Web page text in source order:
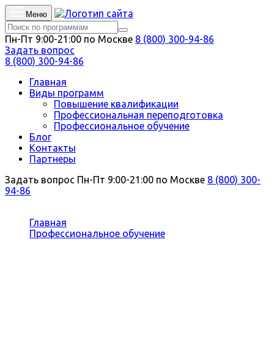
Меню
Пн-Пт 9:00-21:00 по Москве 8 (800) 300-94-86
Задать вопрос
8 (800) 300-94-86
Главная
Виды программ
Повышение квалификации
Профессиональная переподготовка
Профессиональное обучение
Блог
Контакты
Партнеры
Задать вопрос Пн-Пт 9:00-21:00 по Москве 8 (800) 300-
94-86
Главная
Профессиональное обучение